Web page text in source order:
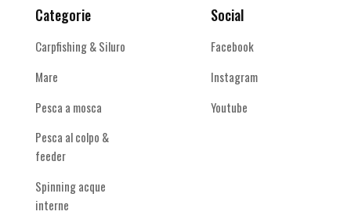
Categorie
Carpfishing & Siluro
Mare
Pesca a mosca
Pesca al colpo &
feeder
Spinning acque
interne
Social
Facebook
Instagram
Youtube